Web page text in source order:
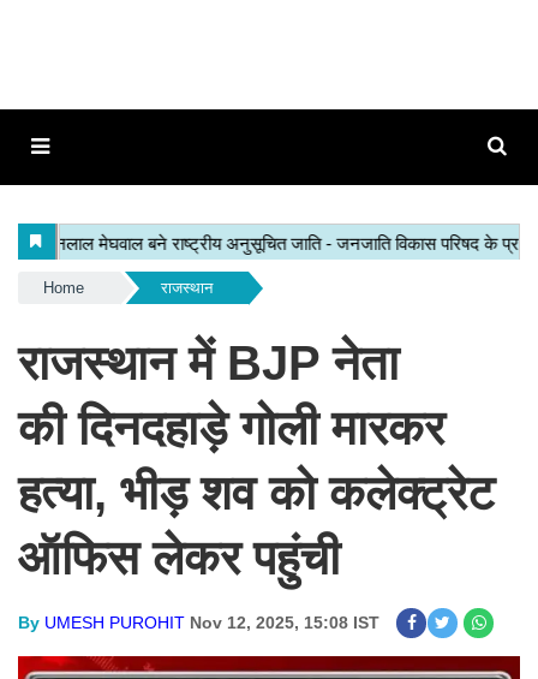
Home राजस्थान
राजस्थान में BJP नेता
की दिनदहाड़े गोली मारकर
हत्या, भीड़ शव को कलेक्ट्रेट
ऑफिस लेकर पहुंची
By UMESH PUROHIT Nov 12, 2025, 15:08 IST